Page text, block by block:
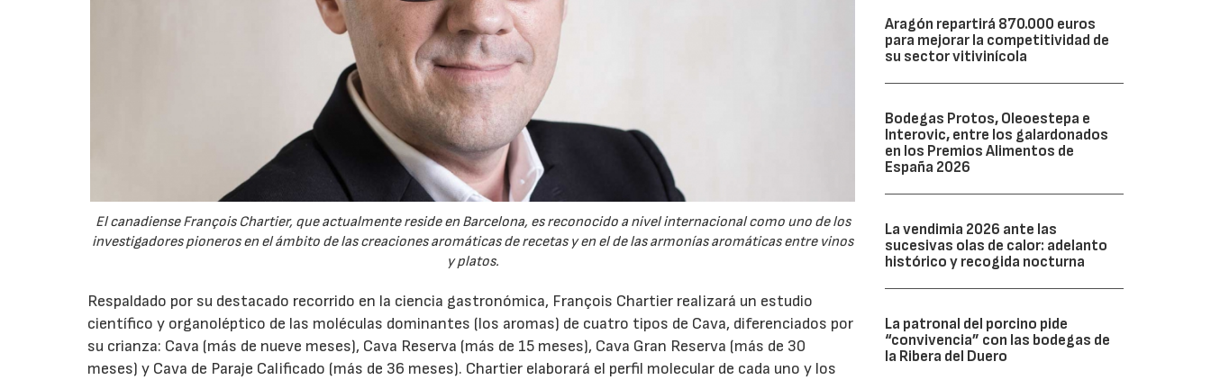
El canadiense François Chartier, que actualmente reside en Barcelona, es reconocido a nivel internacional como uno de los
investigadores pioneros en el ámbito de las creaciones aromáticas de recetas y en el de las armonías aromáticas entre vinos
y platos.
Respaldado por su destacado recorrido en la ciencia gastronómica, François Chartier realizará un estudio
científico y organoléptico de las moléculas dominantes (los aromas) de cuatro tipos de Cava, diferenciados por
su crianza: Cava (más de nueve meses), Cava Reserva (más de 15 meses), Cava Gran Reserva (más de 30
meses) y Cava de Paraje Calificado (más de 36 meses). Chartier elaborará el perfil molecular de cada uno y los
Aragón repartirá 870.000 euros
para mejorar la competitividad de
su sector vitivinícola
Bodegas Protos, Oleoestepa e
Interovic, entre los galardonados
en los Premios Alimentos de
España 2026
La vendimia 2026 ante las
sucesivas olas de calor: adelanto
histórico y recogida nocturna
La patronal del porcino pide
“convivencia” con las bodegas de
la Ribera del Duero